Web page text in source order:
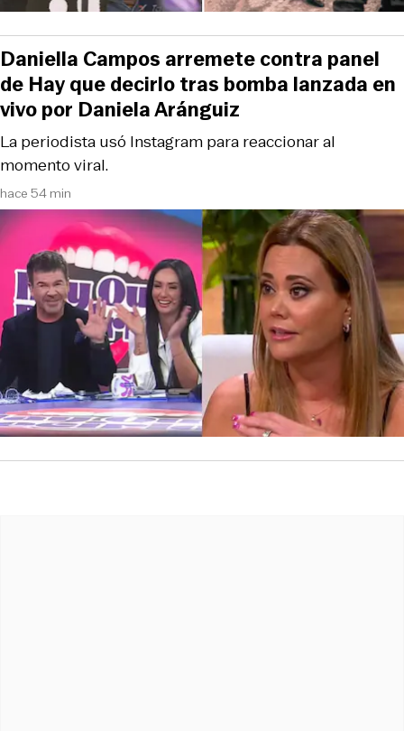
hace 54 min
La periodista usó Instagram para reaccionar al
momento viral.
Daniella Campos arremete contra panel
de Hay que decirlo tras bomba lanzada en
vivo por Daniela Aránguiz